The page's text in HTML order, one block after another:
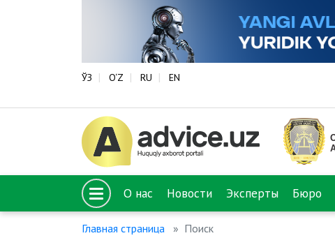
ЎЗ O‘Z RU EN
О нас Новости Эксперты Бюро
Главная страница Поиск